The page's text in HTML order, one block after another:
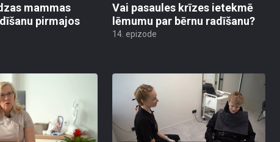
mammas
pirmajos
Vai pasaules krīzes ietekmē
lēmumu par bērnu radīšanu?
14. epizode